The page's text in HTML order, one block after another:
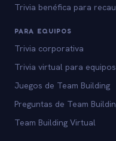
Trivia benéfica para
PARA EQUIPOS
Trivia corporativa
Trivia virtual para
Juegos de Team Building
Preguntas de Team
Team Building Virtual